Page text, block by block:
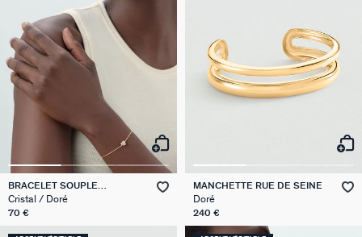
BRACELET SOUPLE
MONTMARTRE
Cristal / Doré
70 €
MANCHETTE RUE DE SEINE
Doré
240 €